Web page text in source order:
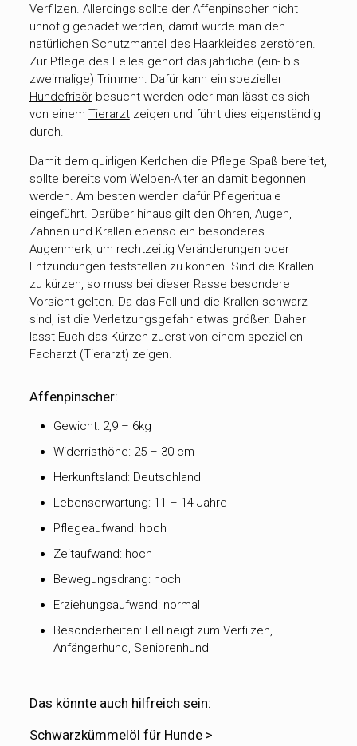
Verfilzen. Allerdings sollte der Affenpinscher nicht
unnötig gebadet werden, damit würde man den
natürlichen Schutzmantel des Haarkleides zerstören.
Zur Pflege des Felles gehört das jährliche (ein- bis
zweimalige) Trimmen. Dafür kann ein spezieller
Hundefrisörbesucht werden oder man lässt es sich
von einem Tierarztzeigen und führt dies eigenständig
durch.
Damit dem quirligen Kerlchen die Pflege Spaß bereitet,
sollte bereits vom Welpen-Alter an damit begonnen
werden. Am besten werden dafür Pflegerituale
eingeführt. Darüber hinaus gilt den Ohren, Augen,
Zähnen und Krallen ebenso ein besonderes
Augenmerk, um rechtzeitig Veränderungen oder
Entzündungen feststellen zu können. Sind die Krallen
zu kürzen, so muss bei dieser Rasse besondere
Vorsicht gelten. Da das Fell und die Krallen schwarz
sind, ist die Verletzungsgefahr etwas größer. Daher
lasst Euch das Kürzen zuerst von einem speziellen
Facharzt (Tierarzt) zeigen.
Affenpinscher:
Gewicht: 2,9 – 6kg
Widerristhöhe: 25 – 30 cm
Herkunftsland: Deutschland
Lebenserwartung: 11 – 14 Jahre
Pflegeaufwand: hoch
Zeitaufwand: hoch
Bewegungsdrang: hoch
Erziehungsaufwand: normal
Besonderheiten: Fell neigt zum Verfilzen,
Anfängerhund, Seniorenhund
Das könnte auch hilfreich sein:
Schwarzkümmelöl für Hunde >